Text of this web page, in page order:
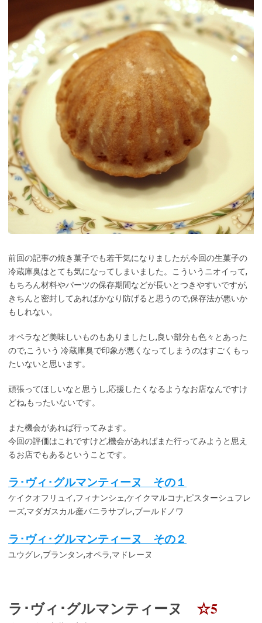
前回の記事の焼き菓子でも若干気になりましたが,今回の生菓子の
冷蔵庫臭はとても気になってしまいました。こういうニオイって,
もちろん材料やパーツの保存期間などが長いとつきやすいですが,
きちんと密封してあればかなり防げると思うので,保存法が悪いか
もしれない。
オペラなど美味しいものもありましたし,良い部分も色々とあった
ので,こういう 冷蔵庫臭で印象が悪くなってしまうのはすごくもっ
たいないと思います。
頑張ってほしいなと思うし,応援したくなるようなお店なんですけ
どね,もったいないです。
また機会があれば行ってみます。
今回の評価はこれですけど,機会があればまた行ってみようと思え
るお店でもあるということです。
ラ･ヴィ･グルマンティーヌ その１
ケイクオフリュイ,フィナンシェ,ケイクマルコナ,ピスターシュフレ
ーズ,マダガスカル産バニラサブレ,ブールドノワ
ラ･ヴィ･グルマンティーヌ その２
ユウグレ,プランタン,オペラ,マドレーヌ
ラ･ヴィ･グルマンティーヌ ☆5